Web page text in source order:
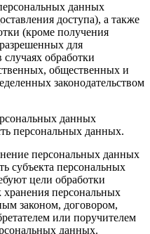
данных
доступа), а также
(кроме получения
для
обработки
общественных и
законодательством
данных
персональных данных.
персональных данных
субъекта персональных
цели обработки
персональных
законом, договором,
или поручителем
данных.